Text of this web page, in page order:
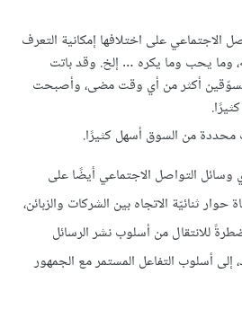
الاجتماعي على اختلافها إمكانية التعرف
وما يحب وما يكره … إلخ. وقد باتت
أكثر من أي وقت مضى، وأصبحت
من السوق أسهل كثيرًا.
التواصل الاجتماعي أيضًا على
ثنائيّة الاتجاه بين الشركات والزبائن،
للانتقال من أسلوب نشر الرسائل
إلى أسلوب التفاعل المستمر مع الجمهور